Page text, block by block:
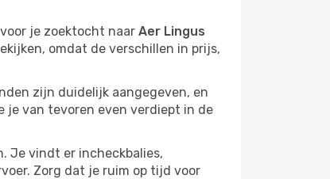
je zoektocht naar Aer Lingus
omdat de verschillen in prijs,
zijn duidelijk aangegeven, en
je van tevoren even verdiept in de
Je vindt er incheckbalies,
Zorg dat je ruim op tijd voor